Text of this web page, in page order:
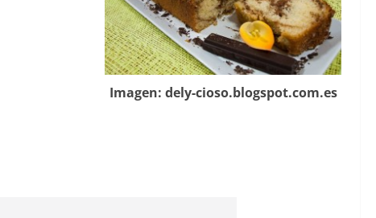
Imagen: dely-cioso.blogspot.com.es